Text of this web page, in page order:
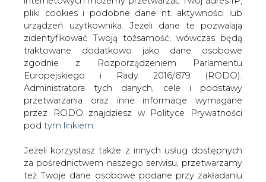
WŁĄCZ CIRE.TV
pliki cookies i podobne dane nt. aktywności lub
urządzeń użytkownika. Jeżeli dane te pozwalają
zidentyfikować Twoją tożsamość, wówczas będą
traktowane dodatkowo jako dane osobowe
zgodnie z Rozporządzeniem Parlamentu
Europejskiego i Rady 2016/679 (RODO).
Administratora tych danych, cele i podstawy
przetwarzania oraz inne informacje wymagane
przez RODO znajdziesz w Polityce Prywatności
pod tym linkiem.
Jeżeli korzystasz także z innych usług dostępnych
za pośrednictwem naszego serwisu, przetwarzamy
też Twoje dane osobowe podane przy zakładaniu